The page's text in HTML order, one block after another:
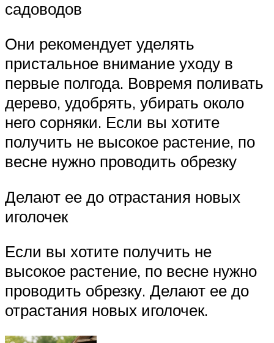
садоводов
Они рекомендует уделять
пристальное внимание уходу в
первые полгода. Вовремя поливать
дерево, удобрять, убирать около
него сорняки. Если вы хотите
получить не высокое растение, по
весне нужно проводить обрезку
Делают ее до отрастания новых
иголочек
Если вы хотите получить не
высокое растение, по весне нужно
проводить обрезку. Делают ее до
отрастания новых иголочек.